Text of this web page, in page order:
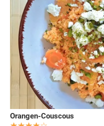
Orangen-Couscous